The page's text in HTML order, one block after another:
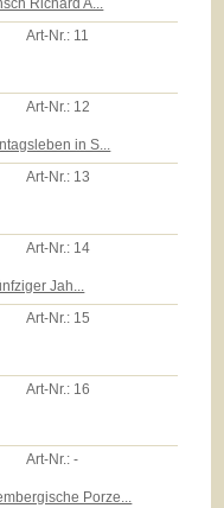
Richard A...
Art-Nr.: 11
Art-Nr.: 12
in S...
Art-Nr.: 13
Art-Nr.: 14
Jah...
Art-Nr.: 15
Art-Nr.: 16
Art-Nr.:-
Porze...